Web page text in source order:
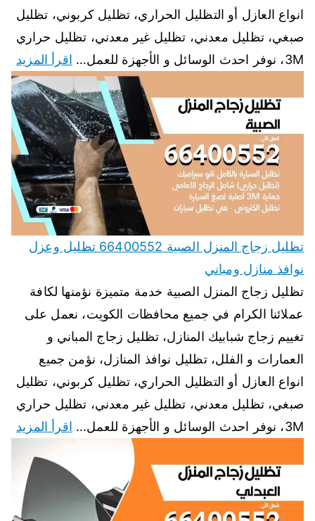
انواع العازل أو التظليل الحراري، تظليل كربوني، تظليل
صبغي، تظليل معدني، تظليل غير معدني، تظليل حراري
3M، نوفر احدث الوسائل و الأجهزة للعمل…
اقرأ المزيد
تظليل زجاج المنزل الصبية 66400552 تظليل وعزل
نوافذ منازل ومباني
تظليل زجاج المنزل الصبية خدمة متميزة نؤمنها لكافة
عملائنا الكرام في جميع محافظات الكويت، نعمل على
تغييم زجاج شبابيك المنازل، تظليل زجاج المباني و
العمارات و الفلل، تظليل نوافذ المنازل، نؤمن جميع
انواع العازل أو التظليل الحراري، تظليل كربوني، تظليل
صبغي، تظليل معدني، تظليل غير معدني، تظليل حراري
3M، نوفر احدث الوسائل و الأجهزة للعمل…
اقرأ المزيد